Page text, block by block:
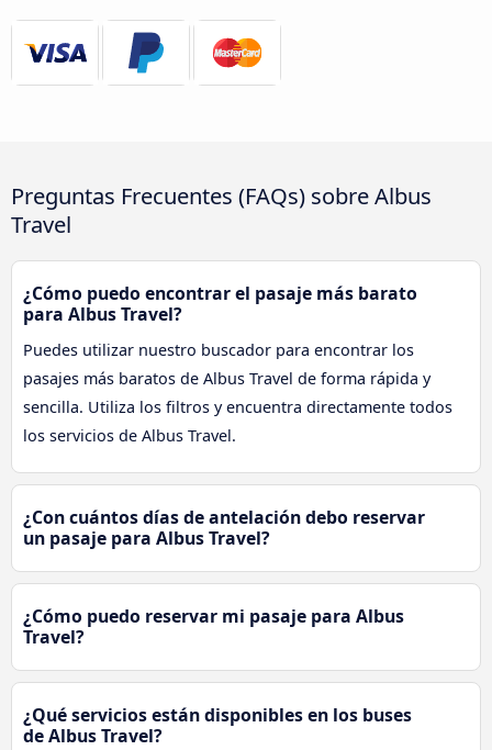
Preguntas Frecuentes (FAQs) sobre Albus
Travel
¿Cómo puedo encontrar el pasaje más barato
para Albus Travel?
Puedes utilizar nuestro buscador para encontrar los
pasajes más baratos de Albus Travel de forma rápida y
sencilla. Utiliza los filtros y encuentra directamente todos
los servicios de Albus Travel.
¿Con cuántos días de antelación debo reservar
un pasaje para Albus Travel?
¿Cómo puedo reservar mi pasaje para Albus
Travel?
¿Qué servicios están disponibles en los buses
de Albus Travel?